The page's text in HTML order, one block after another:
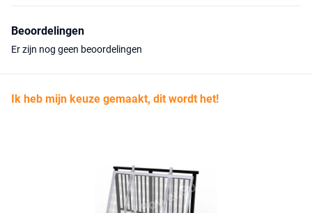
Beoordelingen
Er zijn nog geen beoordelingen
Ik heb mijn keuze gemaakt, dit wordt het!